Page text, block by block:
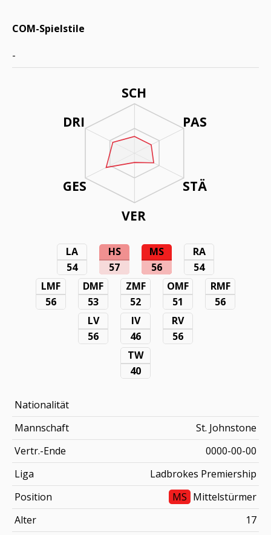
SCH
PAS
STÄ
VER
DRI
GES
LA
54
HS
57
MS
56
RA
54
LMF
56
DMF
53
ZMF
52
OMF
51
RMF
56
LV
56
IV
46
RV
56
TW
40
Nationalität
Mannschaft
St. Johnstone
Vertr.-Ende
0000-00-00
Liga
Ladbrokes Premiership
Position
MS Mittelstürmer
Alter
17
COM-Spielstile
-